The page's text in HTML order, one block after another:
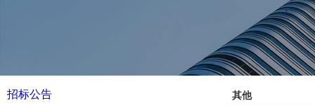
招标公告 其他